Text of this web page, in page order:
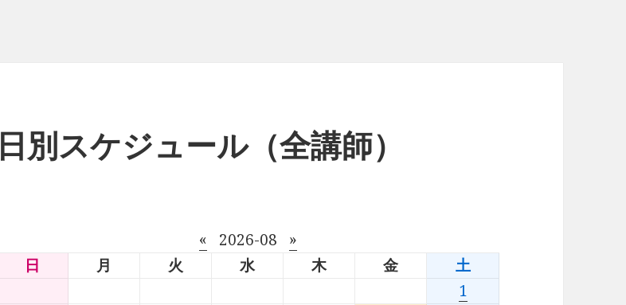
日別スケジュール（全講師）
« 2026-08
»
日
月 火 水 木 金
土
1